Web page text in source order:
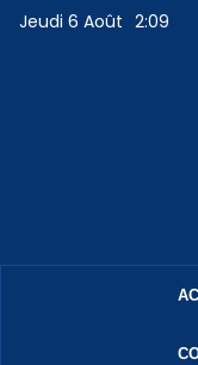
Jeudi 6 Août 2:09